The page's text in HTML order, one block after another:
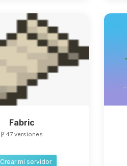
Fabric
47 versiones
mi servidor